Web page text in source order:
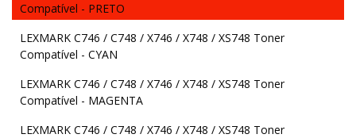
Compatível - PRETO
LEXMARK C746 / C748 / X746 / X748 / XS748 Toner
Compatível - CYAN
LEXMARK C746 / C748 / X746 / X748 / XS748 Toner
Compatível - MAGENTA
LEXMARK C746 / C748 / X746 / X748 / XS748 Toner